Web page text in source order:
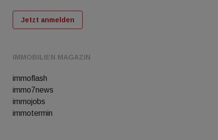
IMMOBILIEN MAGAZIN
immoflash
immo7news
immojobs
immotermin
Jetzt anmelden